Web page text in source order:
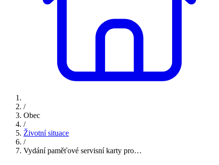
/
Obec
/
Životní situace
/
Vydání paměťové servisní karty pro…